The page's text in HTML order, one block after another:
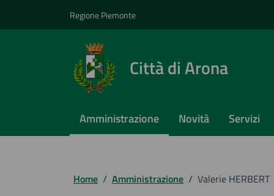
Regione Piemonte
Città di Arona
Amministrazione Novità Servizi
Home / Amministrazione / Valerie HERBERT